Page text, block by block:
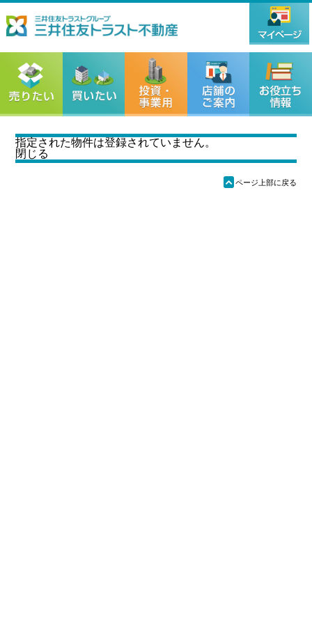
指定された物件は登録されていません。
閉じる
ü ページ上部に戻る